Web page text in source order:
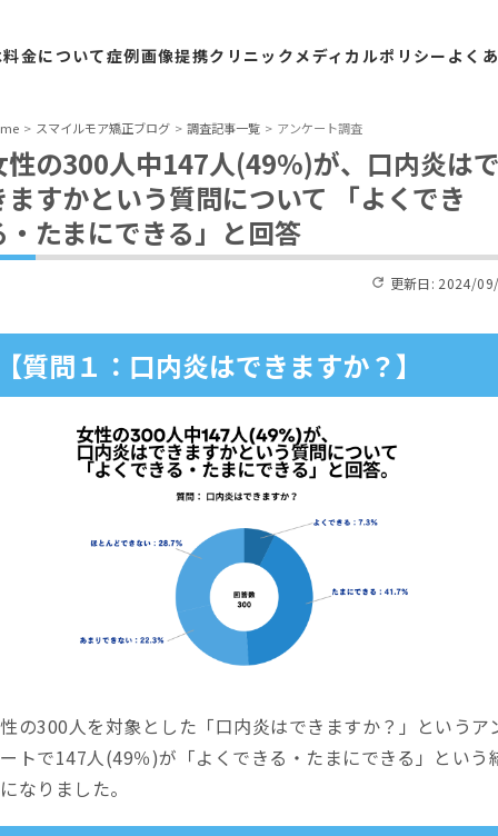
料金について症例画像提携クリニックメディカルポリシー よく
スマイルモア矯正ブログ 調査記事一覧 アンケート調査
性の300人中147人(49%)が、口内炎はで
ますかという質問について 「よくでき
・たまにできる」と回答
更新日: 2024/
質問１：口内炎はできますか？】
の300人を対象とした「口内炎はできますか？」というア
トで147人(49％)が「よくできる・たまにできる」という
なりました。